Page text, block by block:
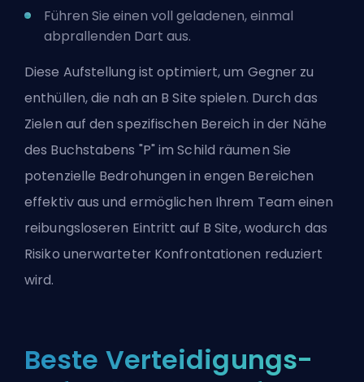
Führen Sie einen voll geladenen, einmal
abprallenden Dart aus.
Diese Aufstellung ist optimiert, um Gegner zu
enthüllen, die nah an B Site spielen. Durch das
Zielen auf den spezifischen Bereich in der Nähe
des Buchstabens "P" im Schild räumen Sie
potenzielle Bedrohungen in engen Bereichen
effektiv aus und ermöglichen Ihrem Team einen
reibungsloseren Eintritt auf B Site, wodurch das
Risiko unerwarteter Konfrontationen reduziert
wird.
Beste Verteidigungs-